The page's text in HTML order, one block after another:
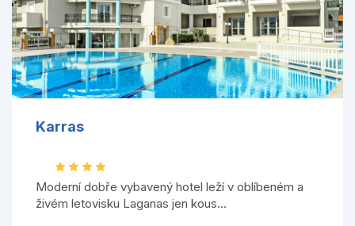
Karras
Moderní dobře vybavený hotel leží v oblíbeném a
živém letovisku Laganas jen kous...